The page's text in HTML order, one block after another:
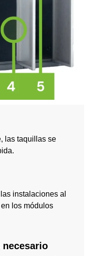
las taquillas se
instalaciones al
los módulos